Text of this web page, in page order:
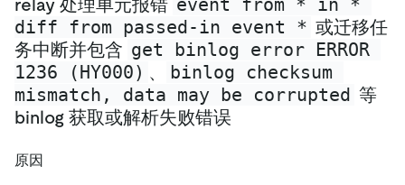
relay 处理单元报错 event from * in *
diff from passed-in event * 或迁移任
务中断并包含 get binlog error ERROR
1236 (HY000) 、
binlog checksum
mismatch, data may be corrupted 等
binlog 获取或解析失败错误
原因